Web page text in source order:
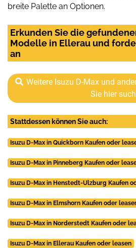
breite Palette an Optionen.
Erkunden Sie die
Modelle in Ellerau und
an
Weitere Isuzu D-Max und
Sie hier
Stattdessen können Sie auch:
Isuzu D-Max in Quickborn Kaufen oder
Isuzu D-Max in Pinneberg Kaufen oder
Isuzu D-Max in Henstedt-Ulzburg Kaufen
Isuzu D-Max in Elmshorn Kaufen oder
Isuzu D-Max in Norderstedt Kaufen oder
Isuzu D-Max in Ellerau Kaufen oder leasen